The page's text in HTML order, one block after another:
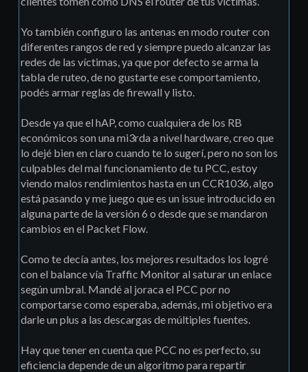
Yo también configuro las antenas en modo router con
diferentes rangos de red y siempre puedo alcanzar las
redes de las víctimas, ya que por defecto se arma la
tabla de ruteo, de no gustarte ese comportamiento,
podés armar reglas de firewall y listo.
Desde ya que el hAP, como cualquiera de los RB
económicos son una mi3rda a nivel hardware, creo que
lo dejé bien en claro cuando te lo sugerí, pero no son los
culpables del mal funcionamiento de tu PCC, estoy
viendo malos rendimientos hasta en un CCR1036, algo
está pasando y me juego que es un issue introducido en
alguna parte de la versión 6 o desde que se mandaron
cambios en el Packet Flow.
Como te decía antes, los mejores resultados los logré
con el balance vía Traffic Monitor al saturar un enlace
según umbral. Mandé al joraca el PCC por no
comportarse como esperaba, además, mi objetivo era
darle un plus a las descargas de múltiples fuentes.
Hay que tener en cuenta que PCC no es perfecto, su
eficiencia depende de un algoritmo para repartir